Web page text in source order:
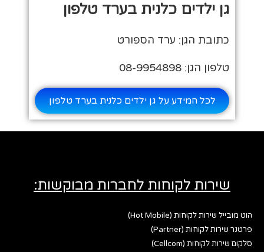
גן ילדים כלנית בערד טלפון
כתובת הגן: ערד הספורט
טלפון הגן: 08-9954898
לכל המידע על גן ילדים כלנית בערד טלפון
שירות לקוחות לחברות מבוקשות:
הוט מובייל שירות לקוחות (Hot Mobile)
פרטנר שירות לקוחות (Partner)
סלקום שירות לקוחות (Cellcom)